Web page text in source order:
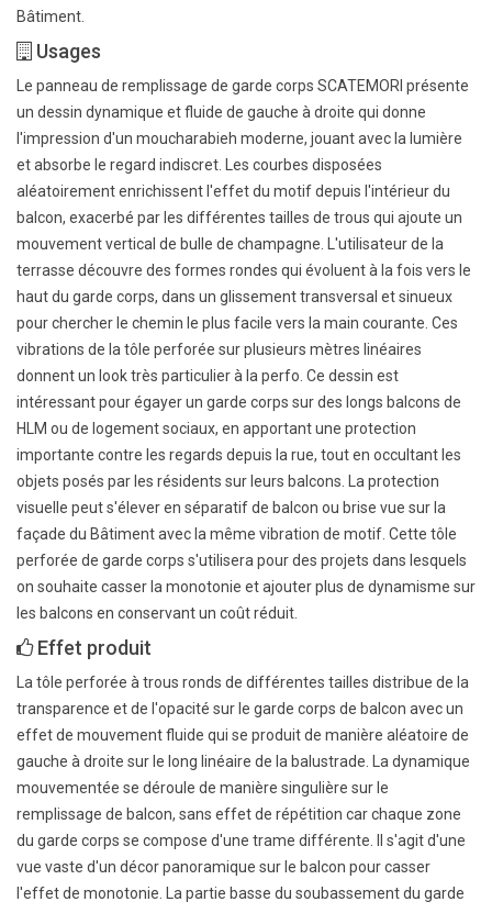
Bâtiment.
Usages
Le panneau de remplissage de garde corps SCATEMORI présente
un dessin dynamique et fluide de gauche à droite qui donne
l'impression d'un moucharabieh moderne, jouant avec la lumière
et absorbe le regard indiscret. Les courbes disposées
aléatoirement enrichissent l'effet du motif depuis l'intérieur du
balcon, exacerbé par les différentes tailles de trous qui ajoute un
mouvement vertical de bulle de champagne. L'utilisateur de la
terrasse découvre des formes rondes qui évoluent à la fois vers le
haut du garde corps, dans un glissement transversal et sinueux
pour chercher le chemin le plus facile vers la main courante. Ces
vibrations de la tôle perforée sur plusieurs mètres linéaires
donnent un look très particulier à la perfo. Ce dessin est
intéressant pour égayer un garde corps sur des longs balcons de
HLM ou de logement sociaux, en apportant une protection
importante contre les regards depuis la rue, tout en occultant les
objets posés par les résidents sur leurs balcons. La protection
visuelle peut s'élever en séparatif de balcon ou brise vue sur la
façade du Bâtiment avec la même vibration de motif. Cette tôle
perforée de garde corps s'utilisera pour des projets dans lesquels
on souhaite casser la monotonie et ajouter plus de dynamisme sur
les balcons en conservant un coût réduit.
Effet produit
La tôle perforée à trous ronds de différentes tailles distribue de la
transparence et de l'opacité sur le garde corps de balcon avec un
effet de mouvement fluide qui se produit de manière aléatoire de
gauche à droite sur le long linéaire de la balustrade. La dynamique
mouvementée se déroule de manière singulière sur le
remplissage de balcon, sans effet de répétition car chaque zone
du garde corps se compose d'une trame différente. Il s'agit d'une
vue vaste d'un décor panoramique sur le balcon pour casser
l'effet de monotonie. La partie basse du soubassement du garde